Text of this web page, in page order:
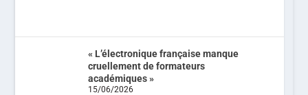
« L’électronique française manque
cruellement de formateurs
académiques »
15/06/2026